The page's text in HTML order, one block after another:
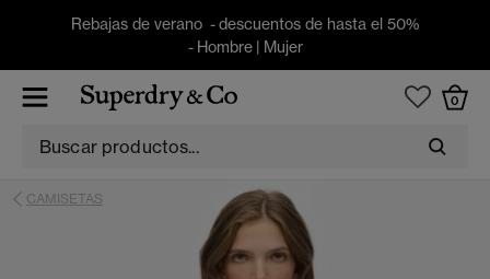
Rebajas de verano - descuentos de hasta el 50%
- Hombre| Mujer
0
CAMISETAS